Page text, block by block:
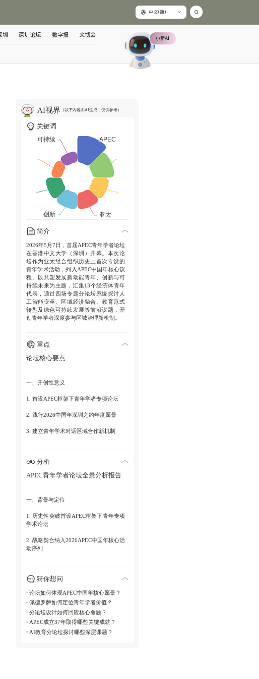
中文(简)
深圳论坛 数字报 文博会 小新AI
AI视界 （以下内容由AI生成，仅供参考）
关键词
简介
2026年5月7日，首届APEC青年学者论坛
在香港中文大学（深圳）开幕。本次论
坛作为亚太经合组织历史上首次专设的
青年学术活动，列入APEC中国年核心议
程。以共塑发展新动能青年、创新与可
持续未来为主题，汇集13个经济体青年
代表，通过四场专题分论坛系统探讨人
工智能变革、区域经济融合、教育范式
转型及绿色可持续发展等前沿议题，开
创青年学者深度参与区域治理新机制。
重点
论坛核心要点
一、开创性意义
1. 首设APEC框架下青年学者专项论坛
2. 践行2026中国年深圳之约年度愿景
3. 建立青年学术对话区域合作新机制
1. 人工智能重塑产业格局路径
3. 技术冲击下教育公平与代际变革
4. 跨区域气候行动合作机遇
三、成果特征
2. 整合各经济体本土经验
3. 探索跨区域合作创新路径
分析
APEC青年学者论坛全景分析报告
一、背景与定位
1. 历史性突破首设APEC框架下青年专项
学术论坛
2. 战略契合纳入2026APEC中国年核心活
动序列
二、架构与参与
1. 主办机制港中大（深圳）与南开大学
APEC中心联合主办
2. 代表构成覆盖中国、澳大利亚、智利
猜你想问
论坛如何体现APEC中国年核心愿景？
佩德罗萨如何定位青年学者价值？
分论坛设计如何回应核心命题？
APEC成立37年取得哪些关键成就？
AI教育分论坛探讨哪些深层课题？